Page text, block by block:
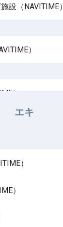
設（NAVITIME）
）
）
エキ
）
）